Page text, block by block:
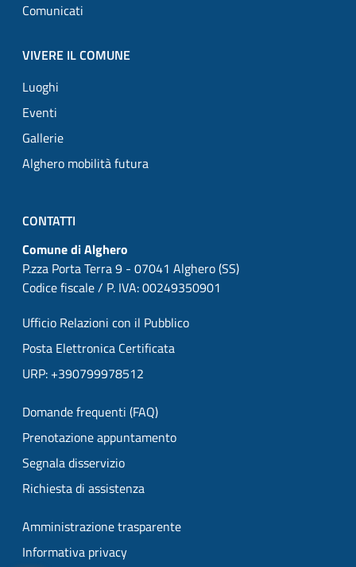
Comunicati
VIVERE IL COMUNE
Luoghi
Eventi
Gallerie
Alghero mobilità futura
CONTATTI
Comune di Alghero
P.zza Porta Terra 9 - 07041 Alghero (SS)
Codice fiscale / P. IVA: 00249350901
Ufficio Relazioni con il Pubblico
Posta Elettronica Certificata
URP: +390799978512
Domande frequenti (FAQ)
Prenotazione appuntamento
Segnala disservizio
Richiesta di assistenza
Amministrazione trasparente
Informativa privacy